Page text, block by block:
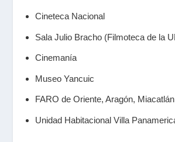
Cineteca Nacional
Sala Julio Bracho (Filmoteca de la
Cinemanía
Museo Yancuic
FARO de Oriente, Aragón,
Unidad Habitacional Villa